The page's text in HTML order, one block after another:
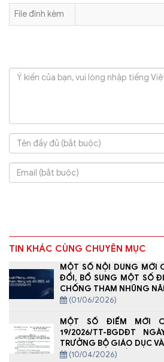
File đính kèm
TIN KHÁC CÙNG CHUYÊN MỤC
MỘT SỐ NỘI DUNG MỚI
ĐỔI, BỔ SUNG MỘT SỐ
CHỐNG THAM NHŨNG
(01/06/2026)
MỘT SỐ ĐIỂM MỚI
19/2026/TT-BGDĐT
TRƯỞNG BỘ GIÁO DỤC
SUNG MỘT SỐ ĐIỀU
(10/04/2026)